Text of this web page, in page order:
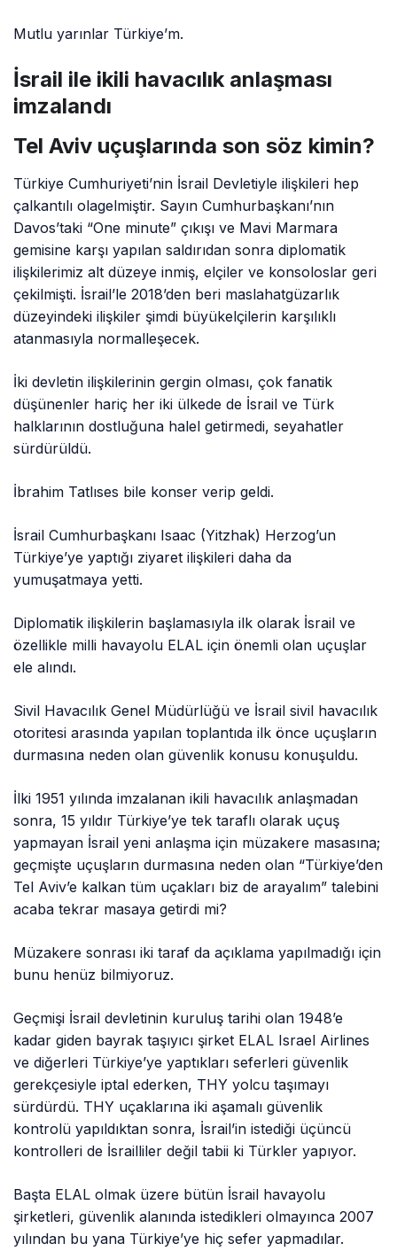
Mutlu yarınlar Türkiye’m.
İsrail ile ikili havacılık anlaşması
imzalandı
Tel Aviv uçuşlarında son söz kimin?
Türkiye Cumhuriyeti’nin İsrail Devletiyle ilişkileri hep
çalkantılı olagelmiştir. Sayın Cumhurbaşkanı’nın
Davos’taki “One minute” çıkışı ve Mavi Marmara
gemisine karşı yapılan saldırıdan sonra diplomatik
ilişkilerimiz alt düzeye inmiş, elçiler ve konsoloslar geri
çekilmişti. İsrail’le 2018’den beri maslahatgüzarlık
düzeyindeki ilişkiler şimdi büyükelçilerin karşılıklı
atanmasıyla normalleşecek.
İki devletin ilişkilerinin gergin olması, çok fanatik
düşünenler hariç her iki ülkede de İsrail ve Türk
halklarının dostluğuna halel getirmedi, seyahatler
sürdürüldü.
İbrahim Tatlıses bile konser verip geldi.
İsrail Cumhurbaşkanı Isaac (Yitzhak) Herzog’un
Türkiye’ye yaptığı ziyaret ilişkileri daha da
yumuşatmaya yetti.
Diplomatik ilişkilerin başlamasıyla ilk olarak İsrail ve
özellikle milli havayolu ELAL için önemli olan uçuşlar
ele alındı.
Sivil Havacılık Genel Müdürlüğü ve İsrail sivil havacılık
otoritesi arasında yapılan toplantıda ilk önce uçuşların
durmasına neden olan güvenlik konusu konuşuldu.
İlki 1951 yılında imzalanan ikili havacılık anlaşmadan
sonra, 15 yıldır Türkiye’ye tek taraflı olarak uçuş
yapmayan İsrail yeni anlaşma için müzakere masasına;
geçmişte uçuşların durmasına neden olan “Türkiye’den
Tel Aviv’e kalkan tüm uçakları biz de arayalım” talebini
acaba tekrar masaya getirdi mi?
Müzakere sonrası iki taraf da açıklama yapılmadığı için
bunu henüz bilmiyoruz.
Geçmişi İsrail devletinin kuruluş tarihi olan 1948’e
kadar giden bayrak taşıyıcı şirket ELAL Israel Airlines
ve diğerleri Türkiye’ye yaptıkları seferleri güvenlik
gerekçesiyle iptal ederken, THY yolcu taşımayı
sürdürdü. THY uçaklarına iki aşamalı güvenlik
kontrolü yapıldıktan sonra, İsrail’in istediği üçüncü
kontrolleri de İsrailliler değil tabii ki Türkler yapıyor.
Başta ELAL olmak üzere bütün İsrail havayolu
şirketleri, güvenlik alanında istedikleri olmayınca 2007
yılından bu yana Türkiye’ye hiç sefer yapmadılar.